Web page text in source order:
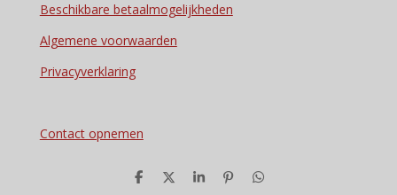
Beschikbare betaalmogelijkheden
Algemene voorwaarden
Privacyverklaring
Contact opnemen
D
D
S
P
D